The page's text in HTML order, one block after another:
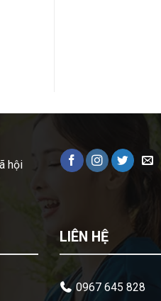
hội
LIÊN HỆ
0967 645 828